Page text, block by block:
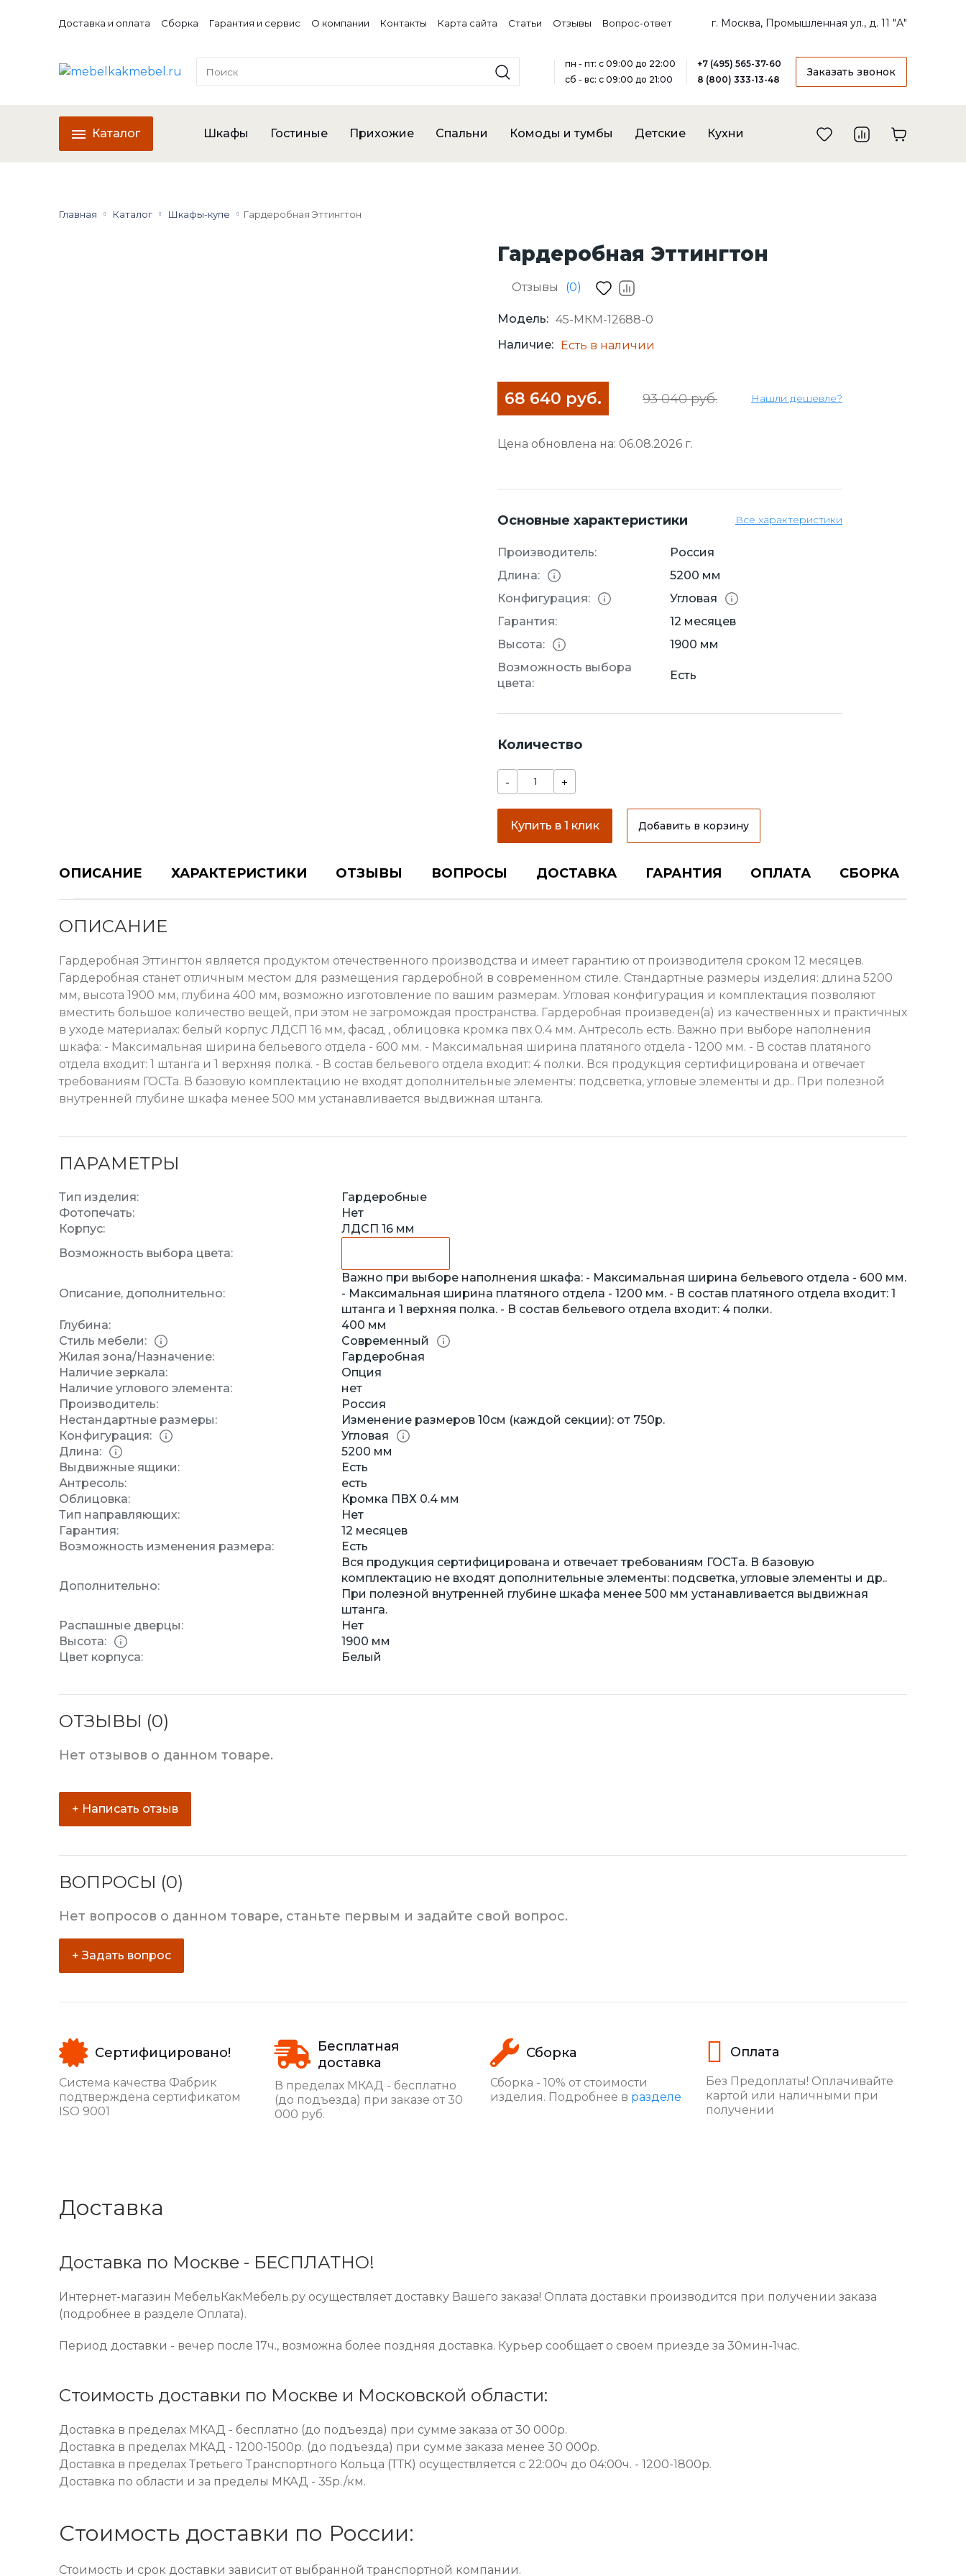
Доставка и оплата Сборка Гарантия и сервис О компании Контакты Карта сайта Статьи Отзывы Вопрос-ответ г. Москва, Промышленная ул., д. 11 "А"
пн - пт: с 09:00 до 22:00
сб - вс: с 09:00 до 21:00
+7 (495) 565-37-60
8 (800) 333-13-48
Заказать звонок
Каталог Шкафы Гостиные Прихожие Спальни Комоды и тумбы Детские Кухни
Главная Каталог Шкафы-купе Гардеробная Эттингтон
Гардеробная Эттингтон
Отзывы (0)
Модель: 45-МКМ-12688-0
Наличие: Есть в наличии
68 640 руб. 93 040 руб. Нашли дешевле?
Цена обновлена на: 06.08.2026 г.
Основные характеристики Все характеристики
Производитель:
Россия
Длина:
5200 мм
Конфигурация:
Угловая
Гарантия:
12 месяцев
Высота:
1900 мм
Возможность выбора
цвета:
Есть
Количество
- +
Купить в 1 клик Добавить в корзину
ОПИСАНИЕ ХАРАКТЕРИСТИКИ ОТЗЫВЫ ВОПРОСЫ ДОСТАВКА ГАРАНТИЯ ОПЛАТА СБОРКА
ОПИСАНИЕ
Гардеробная Эттингтон является продуктом отечественного производства и имеет гарантию от производителя сроком 12 месяцев.
Гардеробная станет отличным местом для размещения гардеробной в современном стиле. Стандартные размеры изделия: длина 5200
мм, высота 1900 мм, глубина 400 мм, возможно изготовление по вашим размерам. Угловая конфигурация и комплектация позволяют
вместить большое количество вещей, при этом не загромождая пространства. Гардеробная произведен(а) из качественных и практичных
в уходе материалах: белый корпус ЛДСП 16 мм, фасад , облицовка кромка пвх 0.4 мм. Антресоль есть. Важно при выборе наполнения
шкафа: - Максимальная ширина бельевого отдела - 600 мм. - Максимальная ширина платяного отдела - 1200 мм. - В состав платяного
отдела входит: 1 штанга и 1 верхняя полка. - В состав бельевого отдела входит: 4 полки. Вся продукция сертифицирована и отвечает
требованиям ГОСТа. В базовую комплектацию не входят дополнительные элементы: подсветка, угловые элементы и др.. При полезной
внутренней глубине шкафа менее 500 мм устанавливается выдвижная штанга.
ПАРАМЕТРЫ
Тип изделия:
Гардеробные
Фотопечать:
Нет
Корпус:
ЛДСП 16 мм
Возможность выбора цвета:
Описание, дополнительно:
Важно при выборе наполнения шкафа: - Максимальная ширина бельевого отдела - 600 мм.
- Максимальная ширина платяного отдела - 1200 мм. - В состав платяного отдела входит: 1
штанга и 1 верхняя полка. - В состав бельевого отдела входит: 4 полки.
Глубина:
400 мм
Стиль мебели:
Современный
Жилая зона/Назначение:
Гардеробная
Наличие зеркала:
Опция
Наличие углового элемента:
нет
Производитель:
Россия
Нестандартные размеры:
Изменение размеров 10см (каждой секции): от 750р.
Конфигурация:
Угловая
Длина:
5200 мм
Выдвижные ящики:
Есть
Антресоль:
есть
Облицовка:
Кромка ПВХ 0.4 мм
Тип направляющих:
Нет
Гарантия:
12 месяцев
Возможность изменения размера:
Есть
Дополнительно:
Вся продукция сертифицирована и отвечает требованиям ГОСТа. В базовую
комплектацию не входят дополнительные элементы: подсветка, угловые элементы и др..
При полезной внутренней глубине шкафа менее 500 мм устанавливается выдвижная
штанга.
Распашные дверцы:
Нет
Высота:
1900 мм
Цвет корпуса:
Белый
ОТЗЫВЫ (0)
Нет отзывов о данном товаре.
+ Написать отзыв
ВОПРОСЫ (0)
Нет вопросов о данном товаре, станьте первым и задайте свой вопрос.
+ Задать вопрос
Сертифицировано!
Система качества Фабрик
подтверждена сертификатом
ISO 9001
Бесплатная
доставка
В пределах МКАД - бесплатно
(до подъезда) при заказе от 30
000 руб.
Сборка
Сборка - 10% от стоимости
изделия. Подробнее в разделе
Оплата
Без Предоплаты! Оплачивайте
картой или наличными при
получении
Доставка
Доставка по Москве - БЕСПЛАТНО!
Интернет-магазин МебельКакМебель.ру осуществляет доставку Вашего заказа! Оплата доставки производится при получении заказа
(подробнее в разделе Оплата).
Период доставки - вечер после 17ч., возможна более поздняя доставка. Курьер сообщает о своем приезде за 30мин-1час.
Стоимость доставки по Москве и Московской области:
Доставка в пределах МКАД - бесплатно (до подъезда) при сумме заказа от 30 000р.
Доставка в пределах МКАД - 1200-1500р. (до подъезда) при сумме заказа менее 30 000р.
Доставка в пределах Третьего Транспортного Кольца (ТТК) осуществляется с 22:00ч до 04:00ч. - 1200-1800р.
Доставка по области и за пределы МКАД - 35р./км.
Стоимость доставки по России:
Стоимость и срок доставки зависит от выбранной транспортной компании.